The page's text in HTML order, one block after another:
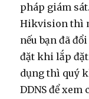
pháp giám
Hikvision thì
nếu bạn đã
đặt khi lắp
dụng thì quý
DDNS để